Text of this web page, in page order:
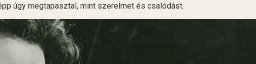
úgy megtapasztal, mint szerelmet és csalódást.